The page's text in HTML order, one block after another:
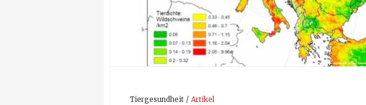
Tiergesundheit Artikel